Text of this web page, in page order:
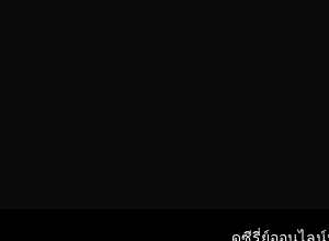
ดูซีรี่ย์ออนไลน์